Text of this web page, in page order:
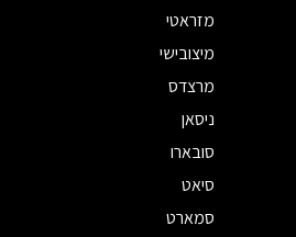
מזראטי
מיצובישי
מרצדס
ניסאן
סובארו
סיאט
סמארט